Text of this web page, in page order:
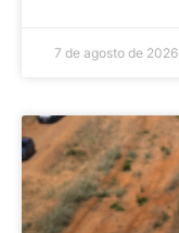
7 de agosto de 2026